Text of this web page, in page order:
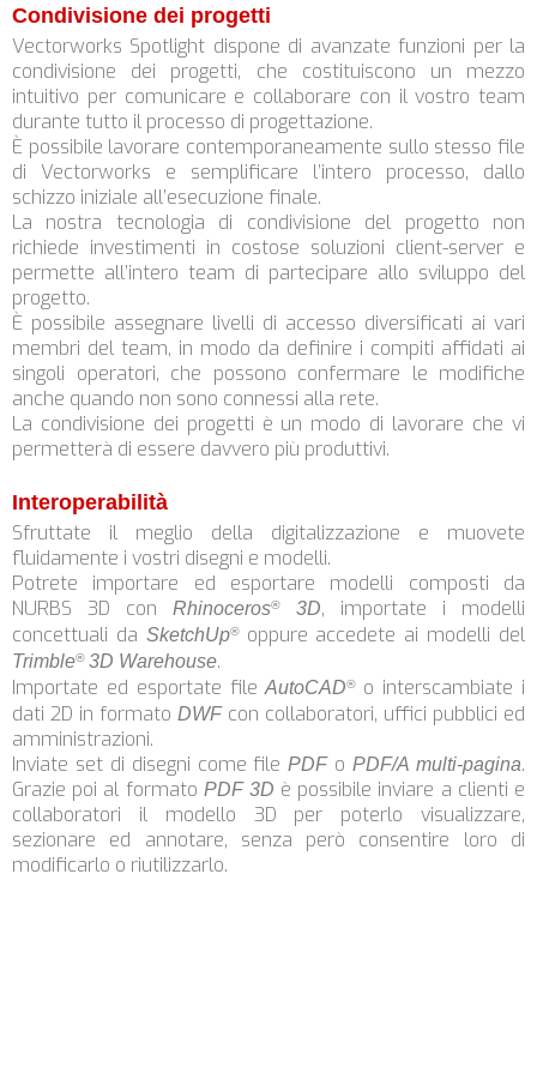
Condivisione dei progetti
Vectorworks Spotlight dispone di avanzate funzioni per la
condivisione dei progetti, che costituiscono un mezzo
intuitivo per comunicare e collaborare con il vostro team
durante tutto il processo di progettazione.
È possibile lavorare contemporaneamente sullo stesso file
di Vectorworks e semplificare l’intero processo, dallo
schizzo iniziale all’esecuzione finale.
La nostra tecnologia di condivisione del progetto non
richiede investimenti in costose soluzioni client-server e
permette all’intero team di partecipare allo sviluppo del
progetto.
È possibile assegnare livelli di accesso diversificati ai vari
membri del team, in modo da definire i compiti affidati ai
singoli operatori, che possono confermare le modifiche
anche quando non sono connessi alla rete.
La condivisione dei progetti è un modo di lavorare che vi
permetterà di essere davvero più produttivi.
Interoperabilità
Sfruttate il meglio della digitalizzazione e muovete
fluidamente i vostri disegni e modelli.
Potrete importare ed esportare modelli composti da
NURBS 3D conRhinoceros®3D, importate i modelli
concettuali da SketchUp®oppure accedete ai modelli del
Trimble®3D Warehouse.
Importate ed esportate fileAutoCAD®o interscambiate i
dati 2D in formato DWFcon collaboratori, uffici pubblici ed
amministrazioni.
Inviate set di disegni come filePDFoPDF/A multi-pagina.
Grazie poi al formato PDF 3D è possibile inviare a clienti e
collaboratori il modello 3D per poterlo visualizzare,
sezionare ed annotare, senza però consentire loro di
modificarlo o riutilizzarlo.